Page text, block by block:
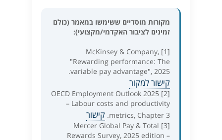
מקורות מוסדיים ששימשו במאמר (כולם
זמינים לציבור האקדמי/מקצועי):
[1] McKinsey & Company,
"Rewarding performance: The
variable pay advantage", 2025.
קישור למקור
[2] OECD Employment Outlook 2025
– Labour costs and productivity
metrics, Chapter 3. קישור
[3] Mercer Global Pay & Total
Rewards Survey, 2025 edition –